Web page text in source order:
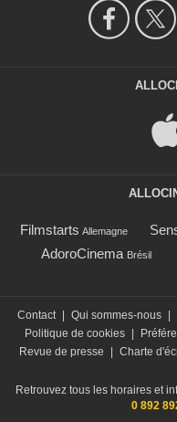
Filmstarts Allemagne
AdoroCinema Brésil
Contact Qui sommes-nous
Politique de cookies
Revue de presse
Charte
Retrouvez tous les horaires et
0 892